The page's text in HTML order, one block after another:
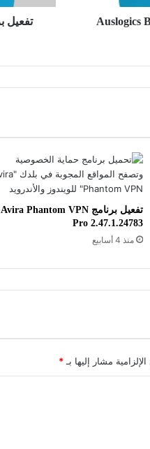
تفعيل برنامج Avira Phantom VPN
Pro 2.47.1.24783
منذ 4 أسابيع
مشار إليها بـ*